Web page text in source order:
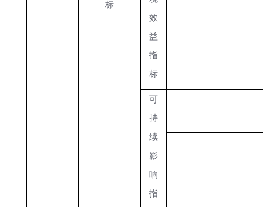
标
效
益
指
标
可
持
续
影
响
指